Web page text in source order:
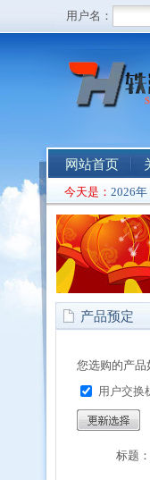
网站首页
今天是： 2026
产品预定
您选购的产品
用户交
标题：